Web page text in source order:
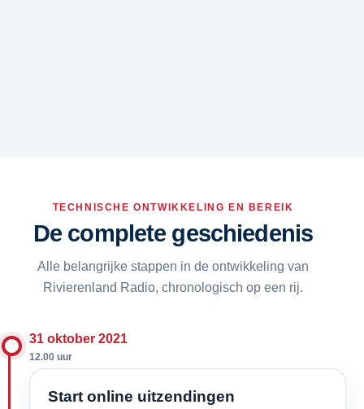
TECHNISCHE ONTWIKKELING EN BEREIK
De complete geschiedenis
Alle belangrijke stappen in de ontwikkeling van
Rivierenland Radio, chronologisch op een rij.
31 oktober 2021
12.00 uur
Start online uitzendingen